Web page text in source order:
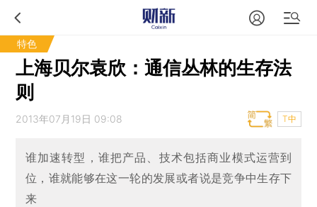
特色
上海贝尔袁欣：通信丛林的生存法
则
2013年07月19日 09:08 T中
谁加速转型，谁把产品、技术包括商业模式运营到
位，谁就能够在这一轮的发展或者说是竞争中生存下
来